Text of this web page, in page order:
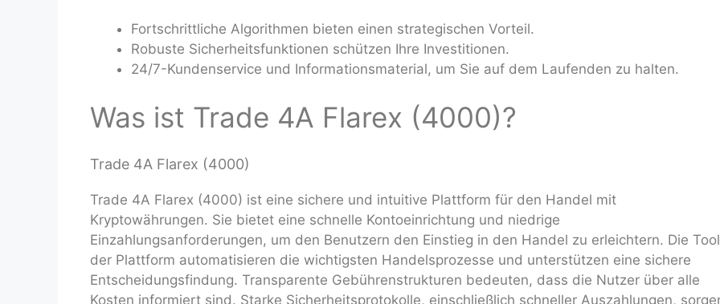
Fortschrittliche Algorithmen bieten einen strategischen Vorteil.
Robuste Sicherheitsfunktionen schützen Ihre Investitionen.
24/7-Kundenservice und Informationsmaterial, um Sie auf dem Laufenden zu halten.
Was ist Trade 4A Flarex (4000)?
Trade 4A Flarex (4000)
Trade 4A Flarex (4000) ist eine sichere und intuitive Plattform für den Handel mit
Kryptowährungen. Sie bietet eine schnelle Kontoeinrichtung und niedrige
Einzahlungsanforderungen, um den Benutzern den Einstieg in den Handel zu erleichtern. Die
der Plattform automatisieren die wichtigsten Handelsprozesse und unterstützen eine sichere
Entscheidungsfindung. Transparente Gebührenstrukturen bedeuten, dass die Nutzer über alle
Kosten informiert sind. Starke Sicherheitsprotokolle, einschließlich schneller Auszahlungen,